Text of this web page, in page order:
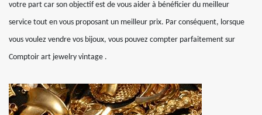
votre part car son objectif est de vous aider à bénéficier du meilleur
service tout en vous proposant un meilleur prix. Par conséquent, lorsque
vous voulez vendre vos bijoux, vous pouvez compter parfaitement sur
Comptoir art jewelry vintage .